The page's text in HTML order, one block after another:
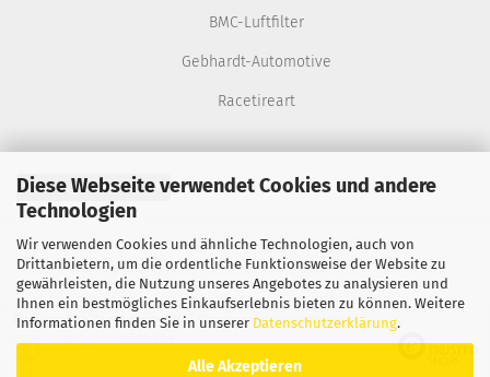
Diese Webseite verwendet Cookies und andere
Technologien
Wir verwenden Cookies und ähnliche Technologien, auch von
Drittanbietern, um die ordentliche Funktionsweise der Website zu
gewährleisten, die Nutzung unseres Angebotes zu analysieren und
Ihnen ein bestmögliches Einkaufserlebnis bieten zu können. Weitere
Informationen finden Sie in unserer Datenschutzerklärung.
Alle Akzeptieren
BMC-Luftfilter
Gebhardt-Automotive
Racetireart
Vertrag widerrufen
Onlineshop eröffnenmit Gambio.de © 2022
Ausgewählte Top-Bewertungen für www.momo-germany.de